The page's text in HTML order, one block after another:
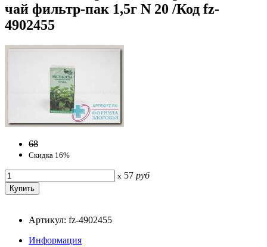
чай фильтр-пак 1,5г N 20 /Код fz-
4902455
68
Скидка 16%
x 57 руб
Артикул: fz-4902455
Информация